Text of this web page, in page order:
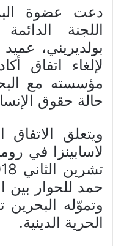
دعت عضوة
اللجنة
بولديريني، عميد
لإلغاء اتفاق
مؤسسته مع
حالة حقوق
ويتعلق
لاسابينزا في
حمد للحوار بين
وتموّله البحرين
الحرية الدينية.